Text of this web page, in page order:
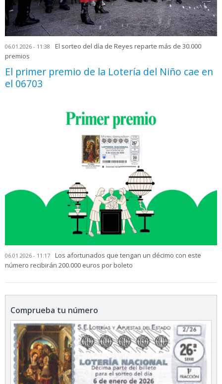
06.01.2026 - 11:38
El sorteo del día de Reyes reparte más de 30.000
premios
El primer premio de la Lotería del Niño cae en
el 06703
06.01.2026 - 11:17
Los afortunados que tengan un décimo con este
número recibirán 200.000 euros por boleto
Comprueba tu número